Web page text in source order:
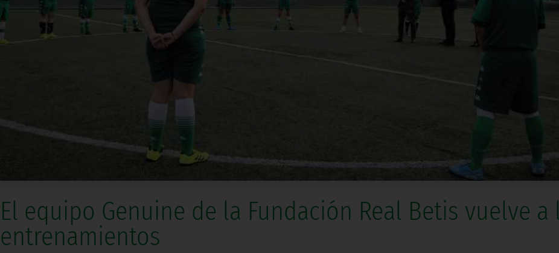
El equipo Genuine de la Fundación Real Betis vuelve a
entrenamientos